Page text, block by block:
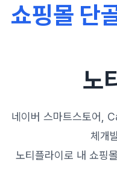
쇼핑몰 단
노
네이버 스마트스토어,
체개
노티플라이로 내 쇼핑